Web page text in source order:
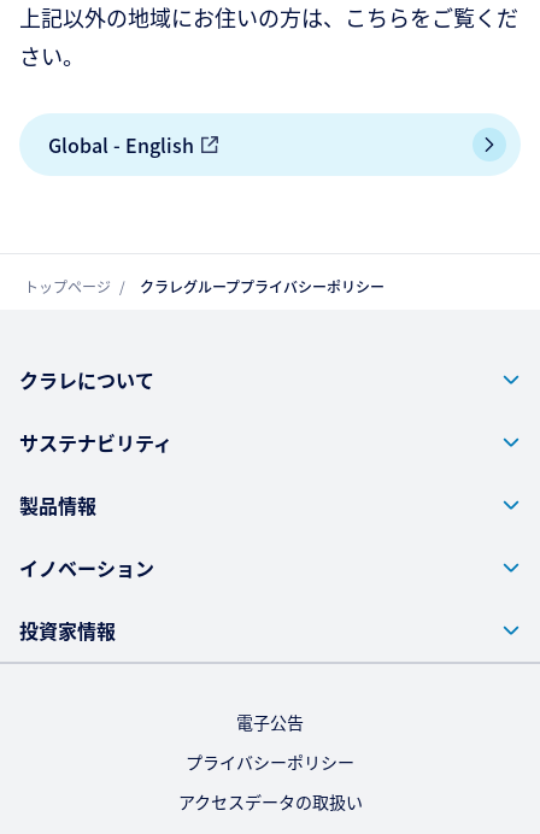
上記以外の地域にお住いの方は、こちらをご覧くだ
さい。
Global - English
トップページ クラレグループプライバシーポリシー
クラレについて
サステナビリティ
製品情報
イノベーション
投資家情報
電子公告
プライバシーポリシー
アクセスデータの取扱い